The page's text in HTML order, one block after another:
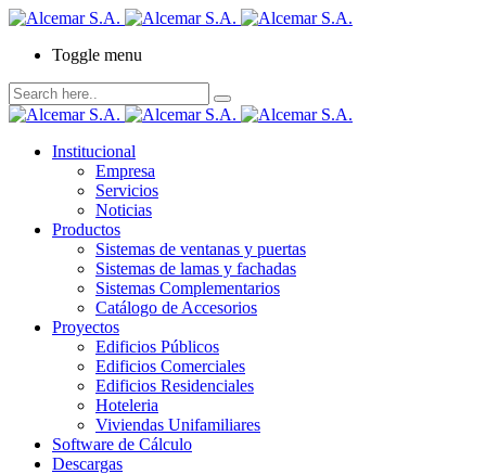
Toggle menu
Institucional
Empresa
Servicios
Noticias
Productos
Sistemas de ventanas y puertas
Sistemas de lamas y fachadas
Sistemas Complementarios
Catálogo de Accesorios
Proyectos
Edificios Públicos
Edificios Comerciales
Edificios Residenciales
Hoteleria
Viviendas Unifamiliares
Software de Cálculo
Descargas